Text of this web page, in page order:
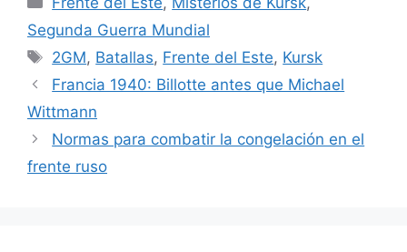
Segunda Guerra Mundial
Etiquetas
2GM, Batallas, Frente del Este, Kursk
Francia 1940: Billotte antes que Michael
Wittmann
Normas para combatir la congelación en el
frente ruso